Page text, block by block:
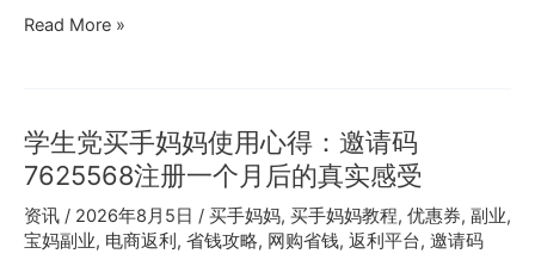
不
外
日
用
都
返
Read More »
学生党买手妈妈使用心得：邀请码
7625568注册一个月后的真实感受
资讯 / 2026年8月5日 / 买手妈妈, 买手妈妈教程, 优惠券, 副业,
宝妈副业, 电商返利 , 省钱攻略, 网购省钱, 返利平台, 邀请码